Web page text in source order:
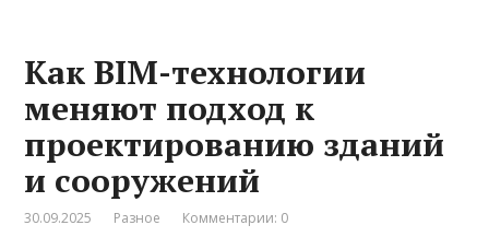
Как BIM-технологии
меняют подход к
проектированию зданий
и сооружений
30.09.2025 Разное Комментарии: 0